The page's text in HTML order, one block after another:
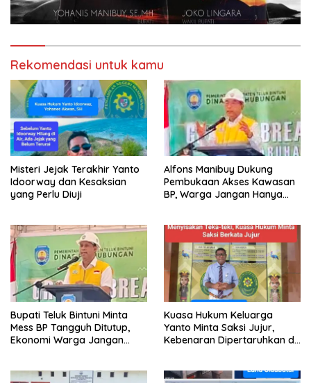
Rekomendasi untuk kamu
Misteri Jejak Terakhir Yanto
Idoorway dan Kesaksian
yang Perlu Diuji
Alfons Manibuy Dukung
Pembukaan Akses Kawasan
BP, Warga Jangan Hanya
Bupati Teluk Bintuni Minta
Mess BP Tangguh Ditutup,
Ekonomi Warga Jangan
Kuasa Hukum Keluarga
Yanto Minta Saksi Jujur,
Kebenaran Dipertaruhkan di